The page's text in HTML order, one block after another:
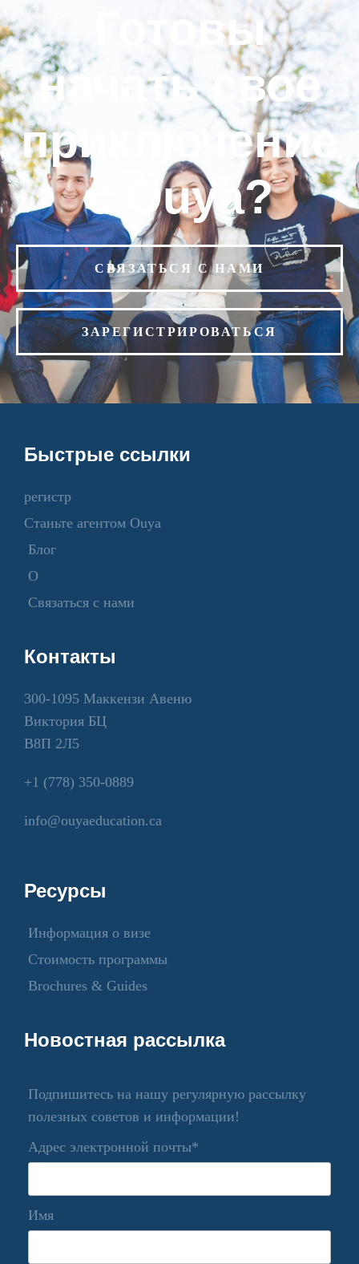
Готовы
начать свое
приключение
с Ouya?
СВЯЗАТЬСЯ С НАМИ
ЗАРЕГИСТРИРОВАТЬСЯ
Быстрые ссылки
регистр
Станьте агентом Ouya
Блог
О
Связаться с нами
Контакты
300-1095 Маккензи Авеню
Виктория БЦ
В8П 2Л5
+1 (778) 350-0889
info@ouyaeducation.ca
Ресурсы
Информация о визе
Стоимость программы
Brochures & Guides
Новостная рассылка
Подпишитесь на нашу регулярную рассылку
полезных советов и информации!
Адрес электронной почты*
Имя